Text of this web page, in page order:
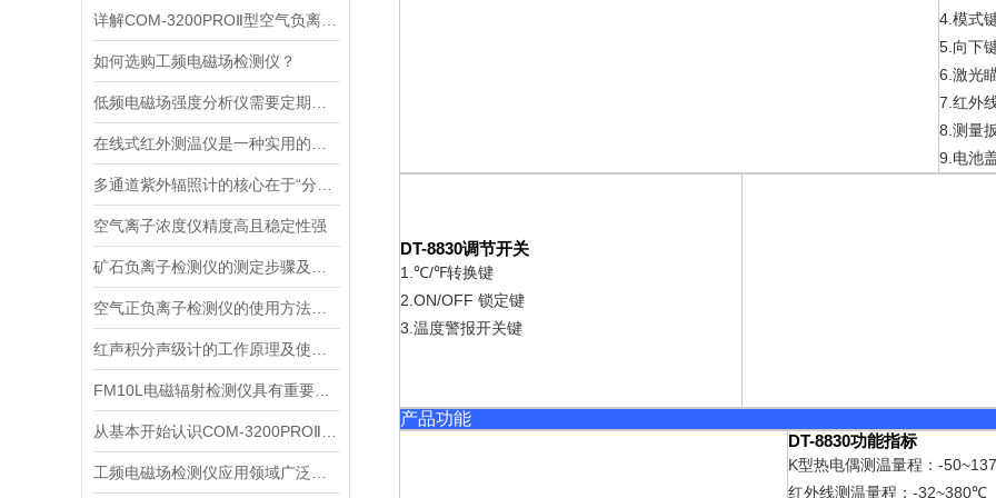
如何选购工频电磁场检测仪？
空气离子浓度仪精度高且稳定性强
4.模式
5. 向下
6.激光
7.红外
8.测量
9. 电池
DT-8830调节开关
1.℃/℉转换键
2.ON/OFF锁定键
3.温度警报开关键
产品功能
DT-8830功能指标
K型热电偶测温量程：-
红外线测温量程：-32~380℃